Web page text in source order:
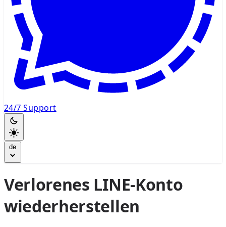
24/7 Support
de
Verlorenes LINE-Konto
wiederherstellen